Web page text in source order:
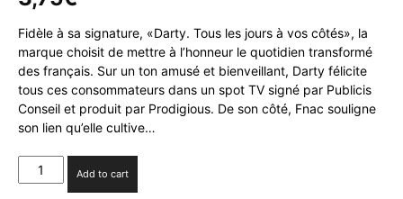
Fidèle à sa signature, «Darty. Tous les jours à vos côtés», la
marque choisit de mettre à l’honneur le quotidien transformé
des français. Sur un ton amusé et bienveillant, Darty félicite
tous ces consommateurs dans un spot TV signé par Publicis
Conseil et produit par Prodigious. De son côté, Fnac souligne
son lien qu’elle cultive…
Fnac
Darty
Add to cart